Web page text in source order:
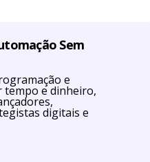
Sem
e
tempo e dinheiro,
digitais e